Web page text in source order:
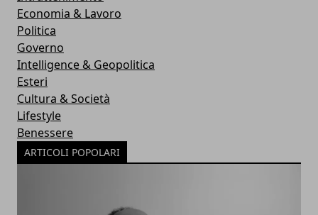
Economia & Lavoro
Politica
Governo
Intelligence & Geopolitica
Esteri
Cultura & Società
Lifestyle
Benessere
ARTICOLI POPOLARI